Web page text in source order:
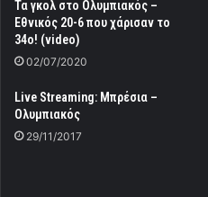
Τα γκολ στο Ολυμπιακός –
Εθνικός 20-6 που χάρισαν το
34ο! (video)
02/07/2020
Live Streaming: Μπρέσια –
Ολυμπιακός
29/11/2017